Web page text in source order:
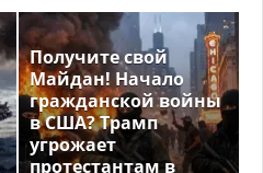
Получите свой
Майдан! Начало
гражданской войны
в США? Трамп
угрожает
протестантам в